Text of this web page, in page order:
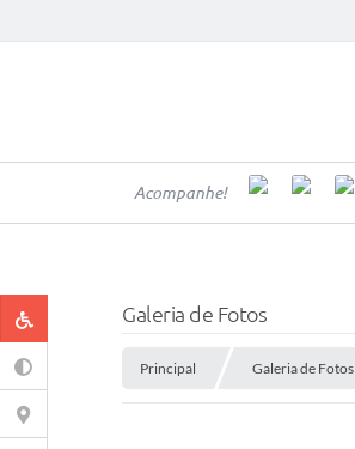
Acompanhe!
Galeria de Fotos
Principal Galeria de Fotos